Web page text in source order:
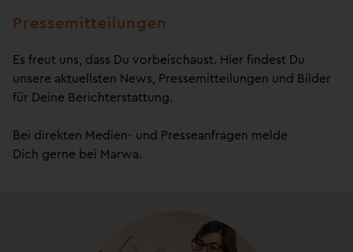
Pressemitteilungen
Es freut uns, dass Du vorbeischaust. Hier findest Du
unsere aktuellsten News, Pressemitteilungen und Bilder
für Deine Berichterstattung.
Bei direkten Medien- und Presseanfragen melde
Dich gerne bei Marwa.